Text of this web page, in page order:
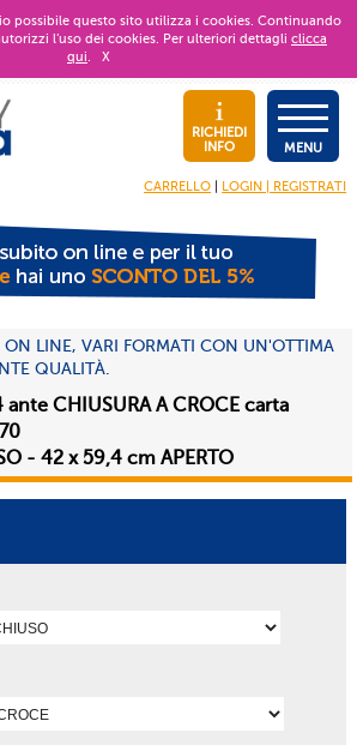
possibile questo sito utilizza i cookies. Continuando
l’uso dei cookies. Per ulteriori dettagli clicca
qui. X
RICHIEDI
INFO
MENU
CARRELLO LOGIN | REGISTRATI
ON LINE, VARI FORMATI CON UN'OTTIMA
QUALITÀ.
CHIUSURA A CROCE carta
- 42 x 59,4 cm APERTO